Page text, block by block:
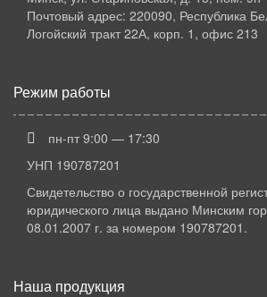
Почтовый адрес: 220090, Республика
Логойский тракт 22А, корп. 1, офис 213
Режим работы
пн-пт 9:00 — 17:30
УНП 190787201
Свидетельство о государственной
юридического лица выдано Минским
08.01.2007 г. за номером 190787201.
Наша продукция